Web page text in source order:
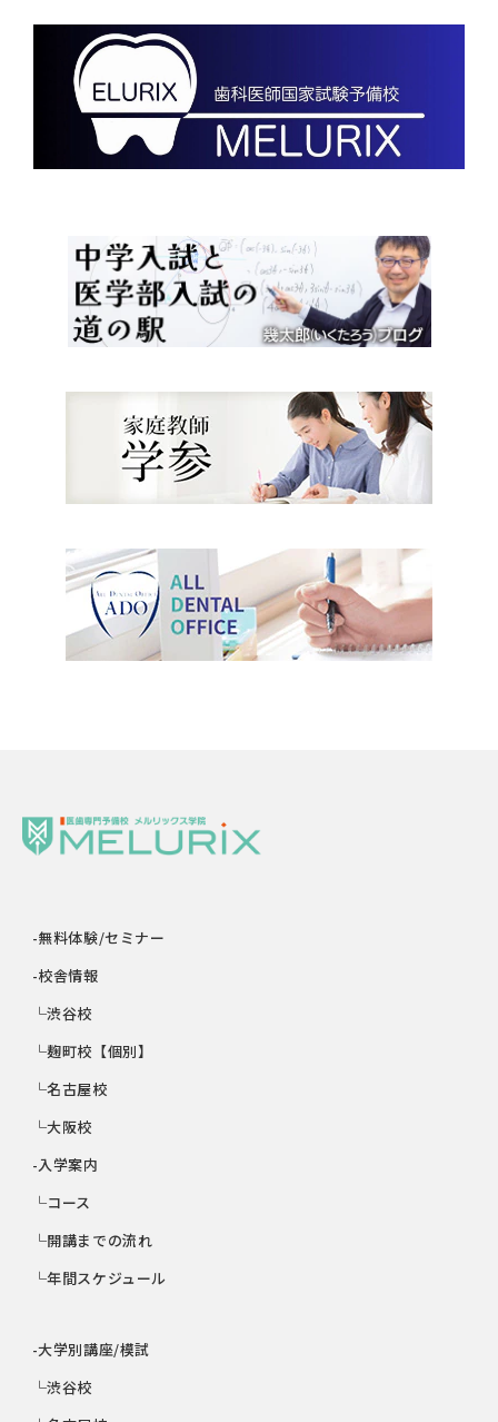
-無料体験/セミナー
-校舎情報
└渋谷校
└麹町校【個別】
└名古屋校
└大阪校
-入学案内
└コース
└開講までの流れ
└年間スケジュール
-大学別講座/模試
└渋谷校